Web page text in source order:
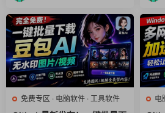
【特别适合谁用？】
家庭监护者（如父母）：希望在
下，合理了解其上网行为，进行
企业管理者与IT部门 ：用于内部
解公司设备上的非工作网络使用
免费专区 · 电脑软件 · 工具软件 电